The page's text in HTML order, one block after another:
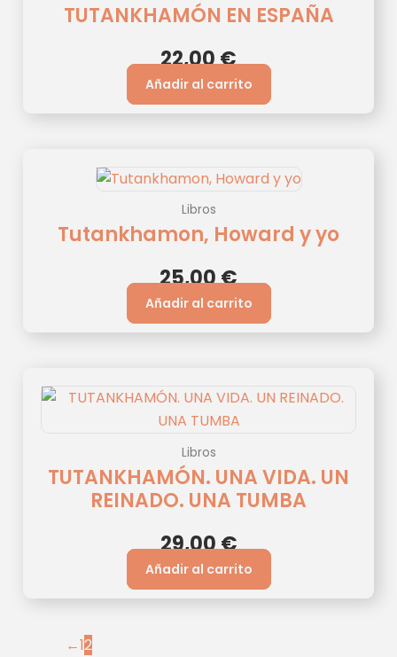
TUTANKHAMÓN EN ESPAÑA
22,00€
Añadir al carrito
Libros
Tutankhamon, Howard y yo
25,00€
Añadir al carrito
Libros
TUTANKHAMÓN. UNA VIDA. UN
REINADO. UNA TUMBA
29,00€
Añadir al carrito
←12